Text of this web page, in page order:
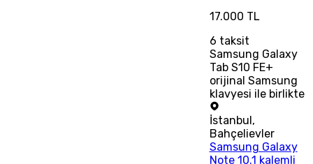
17.000 TL
6 taksit
Samsung Galaxy
Tab S10 FE+
orijinal Samsung
klavyesi ile birlikte
İstanbul ,
Bahçelievler
Samsung Galaxy
Note 10.1 kalemli